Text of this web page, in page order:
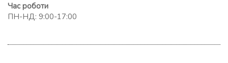
Час роботи
ПН-НД: 9:00-17:00